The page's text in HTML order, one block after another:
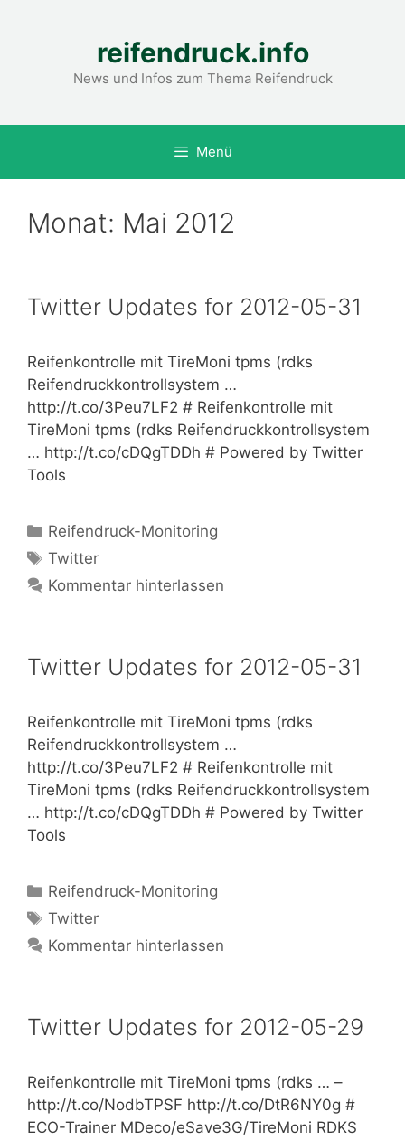
reifendruck.info
News und Infos zum Thema Reifendruck
Menü
Monat: Mai 2012
Twitter Updates for 2012-05-31
Reifenkontrolle mit TireMoni tpms (rdks
Reifendruckkontrollsystem …
http://t.co/3Peu7LF2 # Reifenkontrolle mit
TireMoni tpms (rdks Reifendruckkontrollsystem
… http://t.co/cDQgTDDh # Powered by Twitter
Tools
Kategorien
Reifendruck-Monitoring
Schlagwörter
Twitter
Kommentar hinterlassen
Twitter Updates for 2012-05-31
Reifenkontrolle mit TireMoni tpms (rdks
Reifendruckkontrollsystem …
http://t.co/3Peu7LF2 # Reifenkontrolle mit
TireMoni tpms (rdks Reifendruckkontrollsystem
… http://t.co/cDQgTDDh # Powered by Twitter
Tools
Kategorien
Reifendruck-Monitoring
Schlagwörter
Twitter
Kommentar hinterlassen
Twitter Updates for 2012-05-29
Reifenkontrolle mit TireMoni tpms (rdks … –
http://t.co/NodbTPSF http://t.co/DtR6NY0g #
ECO-Trainer MDeco/eSave3G/TireMoni RDKS